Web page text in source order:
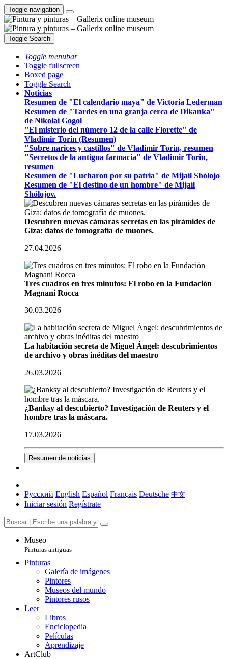
Toggle navigation
Toggle Search
Toggle menubar
Toggle fullscreen
Boxed page
Toggle Search
Noticias
Resumen de "El calendario maya" de Victoria Lederman
Resumen de "Tardes en una granja cerca de Dikanka"
de Nikolai Gogol
"El misterio del número 12 de la calle Florette" de
Vladimir Torin (Resumen)
"Sobre narices y castillos" de Vladimir Torin, resumen
"Secretos de la antigua farmacia" de Vladimir Torin,
resumen
Resumen de "Lucharon por su patria" de Mijaíl Shólojo
Resumen de "El destino de un hombre" de Mijaíl
Shólojov.
Descubren nuevas cámaras secretas en las pirámides de
Giza: datos de tomografía de muones.
27.04.2026
Tres cuadros en tres minutos: El robo en la Fundación
Magnani Rocca
30.03.2026
La habitación secreta de Miguel Ángel: descubrimientos
de archivo y obras inéditas del maestro
26.03.2026
¿Banksy al descubierto? Investigación de Reuters y el
hombre tras la máscara.
17.03.2026
Resumen de noticias
Русский English Español Français Deutsche 中文
Iniciar sesión Regístrate
Museo
Pinturas antiguas
Pinturas
Galería de imágenes
Pintores
Museos del mundo
Pintores rusos
Leer
Libros
Enciclopedia
Películas
Aprendizaje
ArtClub